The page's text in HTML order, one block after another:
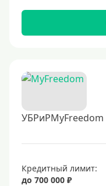
УБРиРMyFreedom
Кредитный лимит:
до 700 000 ₽